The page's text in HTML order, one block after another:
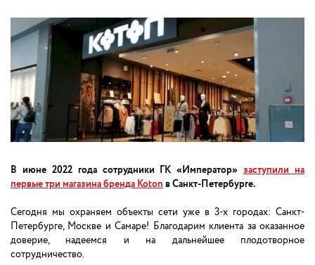
В июне 2022 года сотрудники ГК «Император»заступили на
первые три магазина бренда Koton в Санкт-Петербурге.
Сегодня мы охраняем объекты сети уже в 3-х городах: Санкт-
Петербурге, Москве и Самаре! Благодарим клиента за оказанное
доверие, надеемся и на дальнейшее плодотворное
сотрудничество.